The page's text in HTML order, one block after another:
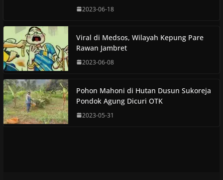
2023-06-18
Viral di Medsos, Wilayah Kepung Pare
Rawan Jambret
2023-06-08
Pohon Mahoni di Hutan Dusun Sukoreja
Pondok Agung Dicuri OTK
2023-05-31